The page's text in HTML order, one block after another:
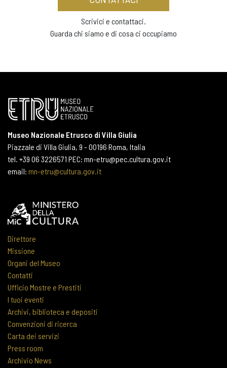
Scrivici e contattaci.
Guarda chi siamo e di cosa ci occupiamo
Museo Nazionale Etrusco di Villa Giulia
Piazzale di Villa Giulia, 9 - 00196 Roma, Italia
tel. +39 06 3226571 PEC: mn-etru@pec.cultura.gov.it
email: mn-etru@cultura.gov.it
Direttore
Missione
Organi del Museo
Contatti
Ufficio Mostre e Prestiti
I tuoi eventi
Archivi, biblioteca e depositi
Convenzioni di ricerca
Carta dei servizi
Press room
Archivio News